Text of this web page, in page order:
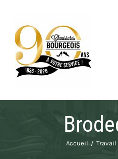
contenu
Accueil Travail